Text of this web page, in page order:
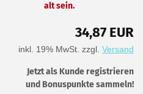
alt sein.
34,87 EUR
inkl. 19% MwSt. zzgl. Versand
Jetzt als Kunde registrieren
und Bonuspunkte sammeln!